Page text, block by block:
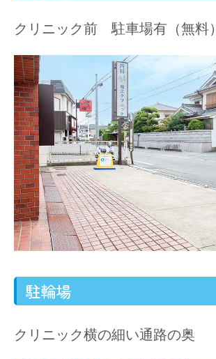
クリニック前 駐車場有（無料）
駐輪場
クリニック横の細い通路の奥